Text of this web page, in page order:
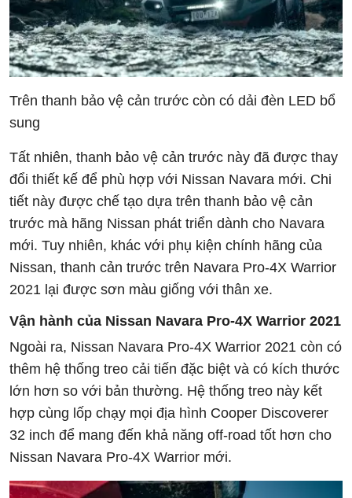
Trên thanh bảo vệ cản trước còn có dải đèn LED bổ
sung
Tất nhiên, thanh bảo vệ cản trước này đã được thay
đổi thiết kế để phù hợp với Nissan Navara mới. Chi
tiết này được chế tạo dựa trên thanh bảo vệ cản
trước mà hãng Nissan phát triển dành cho Navara
mới. Tuy nhiên, khác với phụ kiện chính hãng của
Nissan, thanh cản trước trên Navara Pro-4X Warrior
2021 lại được sơn màu giống với thân xe.
Vận hành của Nissan Navara Pro-4X Warrior 2021
Ngoài ra, Nissan Navara Pro-4X Warrior 2021 còn có
thêm hệ thống treo cải tiến đặc biệt và có kích thước
lớn hơn so với bản thường. Hệ thống treo này kết
hợp cùng lốp chạy mọi địa hình Cooper Discoverer
32 inch để mang đến khả năng off-road tốt hơn cho
Nissan Navara Pro-4X Warrior mới.